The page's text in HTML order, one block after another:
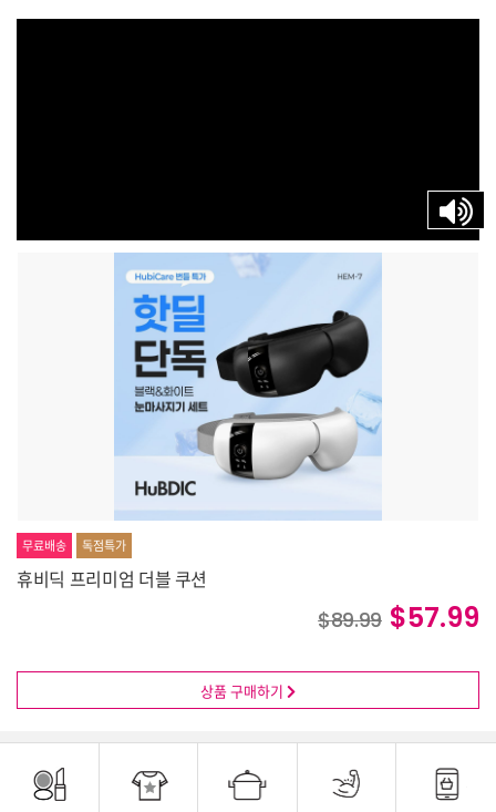
무료배송 독점특가
휴비딕 프리미엄 더블 쿠션
$89.99 $57.99
상품 구매하기